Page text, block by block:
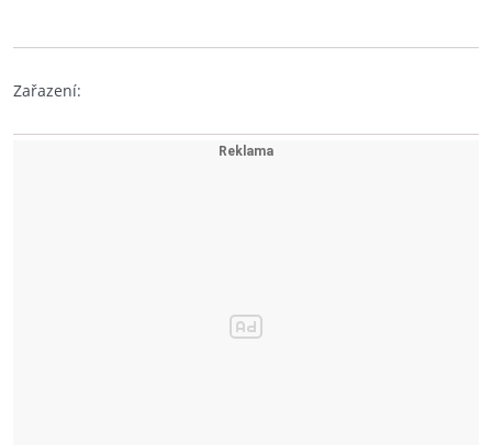
Zařazení: